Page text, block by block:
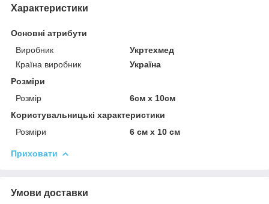
Характеристики
Основні атрибути
Виробник
Укртехмед
Країна виробник
Україна
Розміри
Розмір
6см x 10см
Користувальницькі характеристики
Розміри
6 см х 10 см
Приховати
Умови доставки